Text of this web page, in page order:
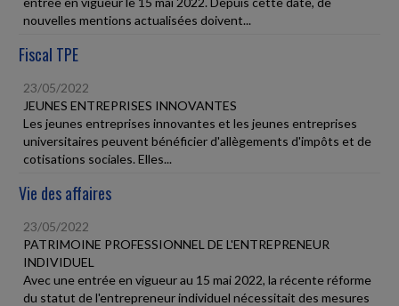
nouvelles mentions actualisées doivent...
Fiscal TPE
23/05/2022
JEUNES ENTREPRISES INNOVANTES
Les jeunes entreprises innovantes et les jeunes entreprises
universitaires peuvent bénéficier d'allègements d'impôts et de
cotisations sociales. Elles...
Vie des affaires
23/05/2022
PATRIMOINE PROFESSIONNEL DE L'ENTREPRENEUR
INDIVIDUEL
Avec une entrée en vigueur au 15 mai 2022, la récente réforme
du statut de l'entrepreneur individuel nécessitait des mesures